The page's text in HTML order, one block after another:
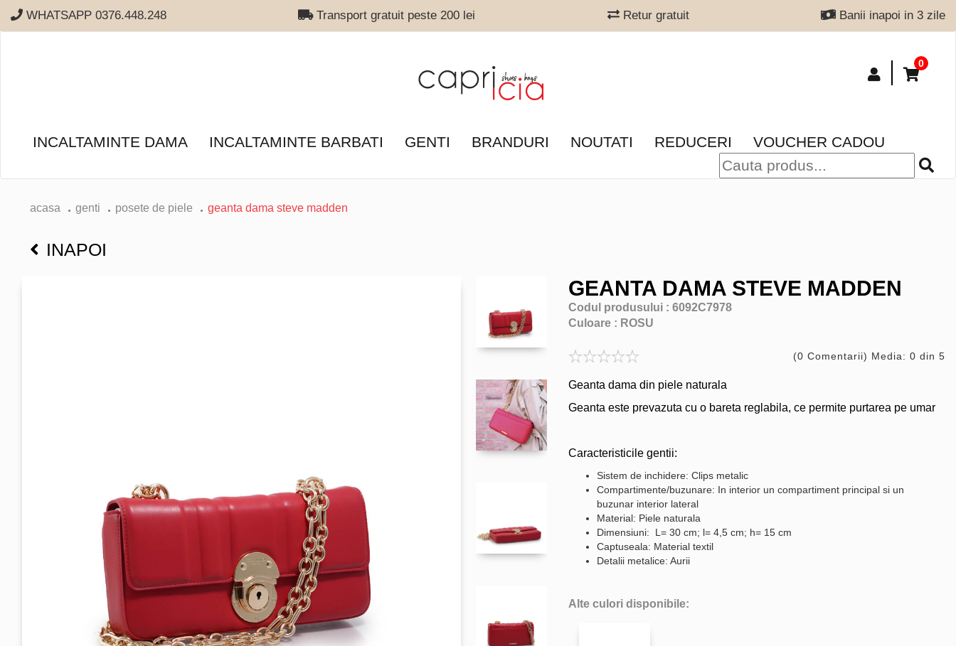
WHATSAPP 0376.448.248 Transport gratuit peste 200 lei Retur gratuit Banii inapoi in 3 zile
0
INCALTAMINTE DAMA INCALTAMINTE BARBATI GENTI BRANDURI NOUTATI REDUCERI VOUCHER CADOU
acasa genti posete de piele geanta dama steve madden
INAPOI
GEANTA DAMA STEVE MADDEN
Codul produsului : 6092C7978
Culoare : ROSU
(0 Comentarii) Media: 0 din 5
Geanta dama din piele naturala
Geanta este prevazuta cu o bareta reglabila, ce permite purtarea pe umar
Caracteristicile gentii:
Sistem de inchidere: Clips metalic
Compartimente/buzunare: In interior un compartiment principal si un
buzunar interior lateral
Material: Piele naturala
Dimensiuni: L= 30 cm; l= 4,5 cm; h= 15 cm
Captuseala: Material textil
Detalii metalice: Aurii
Alte culori disponibile: